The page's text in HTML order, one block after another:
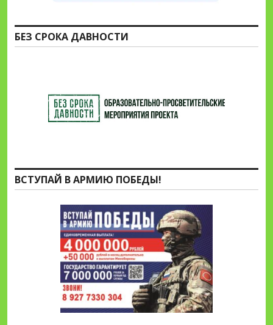
БЕЗ СРОКА ДАВНОСТИ
ВСТУПАЙ В АРМИЮ ПОБЕДЫ!